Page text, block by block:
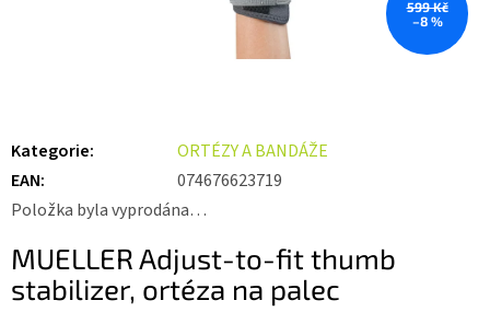
599 Kč
–8 %
Kategorie:
ORTÉZY A BANDÁŽE
EAN:
074676623719
Položka byla vyprodána…
MUELLER Adjust-to-fit thumb
stabilizer, ortéza na palec